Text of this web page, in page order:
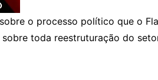
o processo político que o
toda reestruturação do